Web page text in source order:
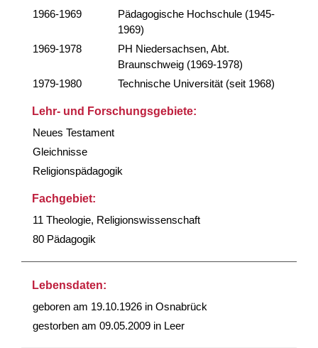
1966-1969
Pädagogische Hochschule (1945-
1969)
1969-1978
PH Niedersachsen, Abt.
Braunschweig (1969-1978)
1979-1980
Technische Universität (seit 1968)
Lehr- und Forschungsgebiete:
Neues Testament
Gleichnisse
Religionspädagogik
Fachgebiet:
11 Theologie, Religionswissenschaft
80 Pädagogik
Lebensdaten:
geboren am 19.10.1926 in Osnabrück
gestorben am 09.05.2009 in Leer